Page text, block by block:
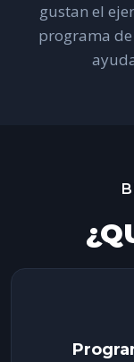
gustan el
programa